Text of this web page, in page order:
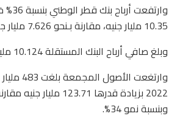
10.35 مليار جنيه، مقارنة بـنحو 7.626 مليار جنيه خلال 2021.
وبلغ صافي أرباح البنك المستقلة 10.124 مليار جنيه.
وارتغعت
وبنسبة نمو 34%.